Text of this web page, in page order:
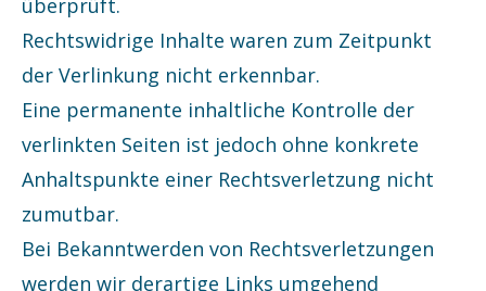
überprüft.
Rechtswidrige Inhalte waren zum Zeitpunkt
der Verlinkung nicht erkennbar.
Eine permanente inhaltliche Kontrolle der
verlinkten Seiten ist jedoch ohne konkrete
Anhaltspunkte einer Rechtsverletzung nicht
zumutbar.
Bei Bekanntwerden von Rechtsverletzungen
werden wir derartige Links umgehend